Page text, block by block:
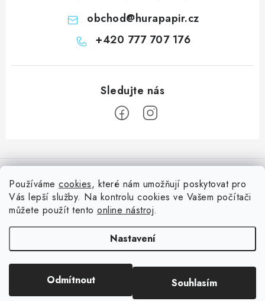
Používáme cookies, které nám umožňují poskytovat pro
Vás lepší služby. Na kontrolu cookies ve Vašem počítači
můžete použít tento online nástroj.
Nastavení
Odmítnout Souhlasím
obchod@hurapapir.cz
+420 777 707 176
á
Doprava
Oblíbené ♥️
Hodnocení obchodu
Nepřehlédněte
Blog s nápady a návody
Slovník pojmů, české návody
Reklamace a vrácení zboží
Vytvořil Shoptet
. Všechna práva vyhrazena.Upravit nastavení